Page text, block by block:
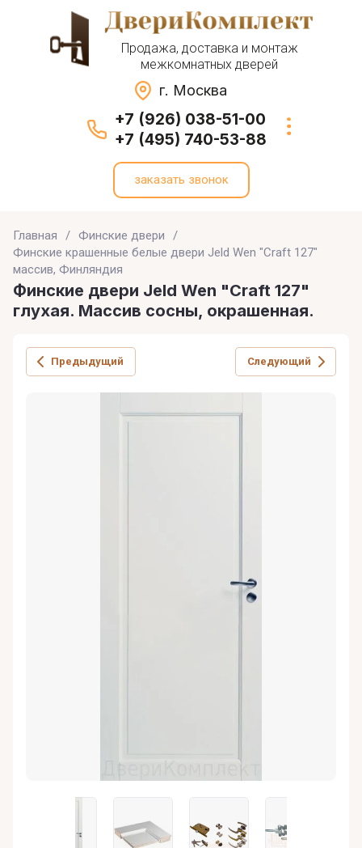
Продажа, доставка и монтаж
межкомнатных дверей
г. Москва
+7 (926) 038-51-00
+7 (495) 740-53-88
заказать звонок
Главная / Финские двери
/
Финские крашенные белые двери Jeld Wen "Craft 127"
массив, Финляндия
Финские двери Jeld Wen "Craft 127"
глухая. Массив сосны, окрашенная.
Предыдущий Следующий